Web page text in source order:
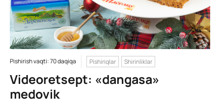
Pishirish vaqti: 70 daqiqa Pishiriqlar Shirinliklar
Videoretsept: «dangasa»
medovik